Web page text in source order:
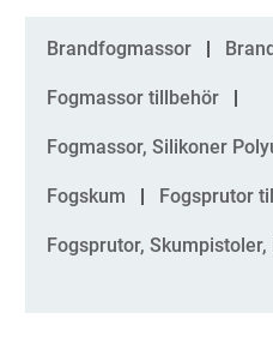
Kategorier
Brandfogmassor
Fogmassor tillbehör
Fogmassor, Silikoner
Fogskum Fogsprutor
Fogsprutor,